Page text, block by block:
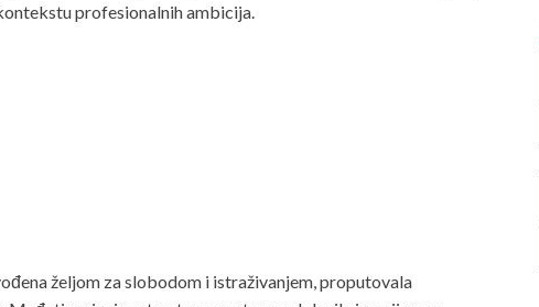
profesionalnih ambicija.
željom za slobodom i istraživanjem, proputovala